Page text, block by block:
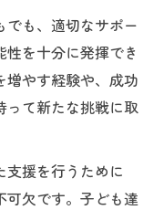
でも、適切なサポー
性を十分に発揮でき
増やす経験や、成功
って新たな挑戦に取
支援を行うために
可欠です。子ども達